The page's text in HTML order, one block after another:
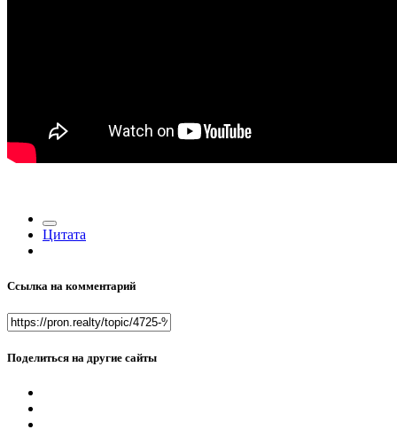
Цитата
Ссылка на комментарий
Поделиться на другие сайты